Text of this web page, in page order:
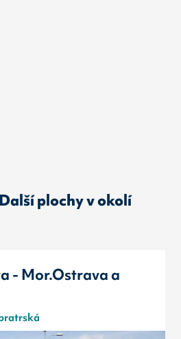
Další plochy v okolí
- Mor.Ostrava a